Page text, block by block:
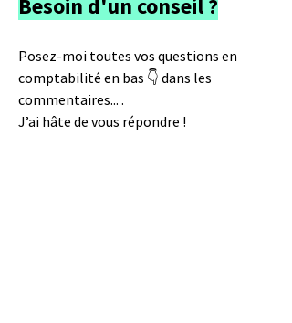
Besoin d'un conseil ?
Posez-moi toutes vos questions en
comptabilité en bas 👇 dans les
commentaires... .
J’ai hâte de vous répondre !